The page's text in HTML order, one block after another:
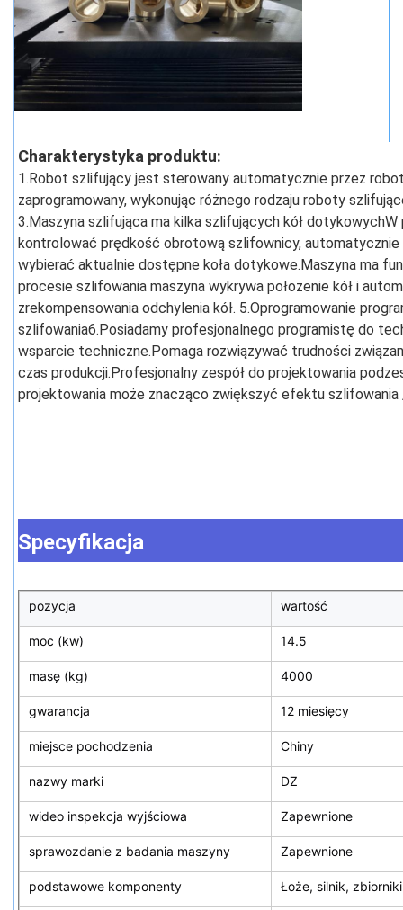
Charakterystyka produktu:
1.Robot szlifujący jest sterowany automatycznie przez
zaprogramowany, wykonując różnego rodzaju roboty
3.Maszyna szlifująca ma kilka szlifujących kół
kontrolować prędkość obrotową szlifownicy,
wybierać aktualnie dostępne koła dotykowe.Maszyna ma
procesie szlifowania maszyna wykrywa położenie kół i
zrekompensowania odchylenia kół. 5.Oprogramowanie
szlifowania6.Posiadamy profesjonalnego programistę do
wsparcie techniczne.Pomaga rozwiązywać trudności
czas produkcji.Profesjonalny zespół do projektowania
projektowania może znacząco zwiększyć efektu szlifowania
Specyfikacja
pozycja wartość
moc (kw) 14.5
masę (kg) 4000
gwarancja 12 miesięcy
miejsce pochodzenia Chiny
nazwy marki DZ
wideo inspekcja wyjściowa Zapewnione
sprawozdanie z badania maszyny Zapewnione
podstawowe komponenty Łoże, silnik,